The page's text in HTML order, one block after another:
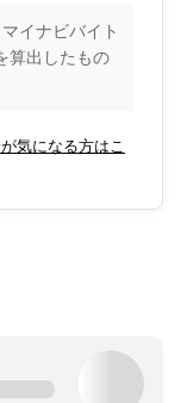
イナビバイト
算出したもの
気になる方はこ